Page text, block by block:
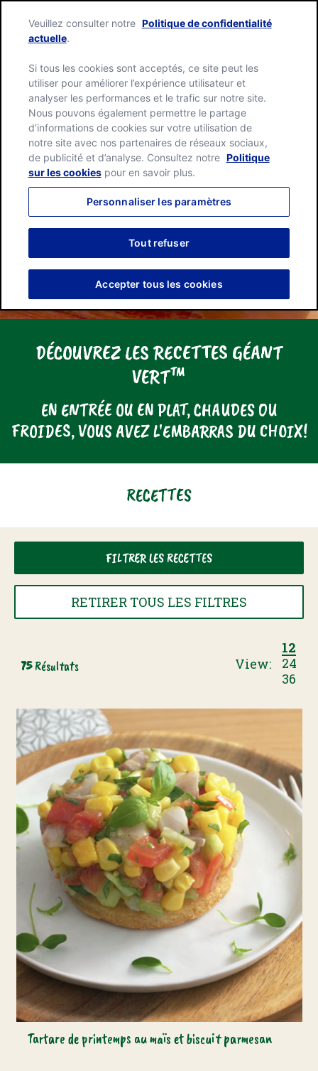
content
Green
Giant
home
DÉCOUVREZ LES RECETTES GÉANT
VERT™
EN ENTRÉE OU EN PLAT, CHAUDES OU
FROIDES, VOUS AVEZ L'EMBARRAS DU CHOIX!
RECETTES
FILTRER LES RECETTES
RETIRER TOUS LES FILTRES
Filter
Buttons
Filtrer les recettes
75 Résultats
Produit
Artichaut
Asperge
Cœurs De Palmiers
Maïs
Type de Plat
Apéritif
Entrée
Plat Chaud
Plat Froid
De 30 Minutes À 1 Heure
Express – Moins De 15 Minutes !
Plus D’une Heure
FILTER RECIPES
CANCEL
75Résultats View:
Results
per
page
12
24
Tartare de printemps au maïs et biscuit parmesan
Veuillez consulter notre Politique de confidentialité
actuelle.
Si tous les cookies sont acceptés, ce site peut les
utiliser pour améliorer l’expérience utilisateur et
analyser les performances et le trafic sur notre site.
Nous pouvons également permettre le partage
d’informations de cookies sur votre utilisation de
notre site avec nos partenaires de réseaux sociaux,
de publicité et d’analyse. Consultez notre Politique
sur les cookiespour en savoir plus.
Personnaliser les paramètres
Tout refuser
Accepter tous les cookies